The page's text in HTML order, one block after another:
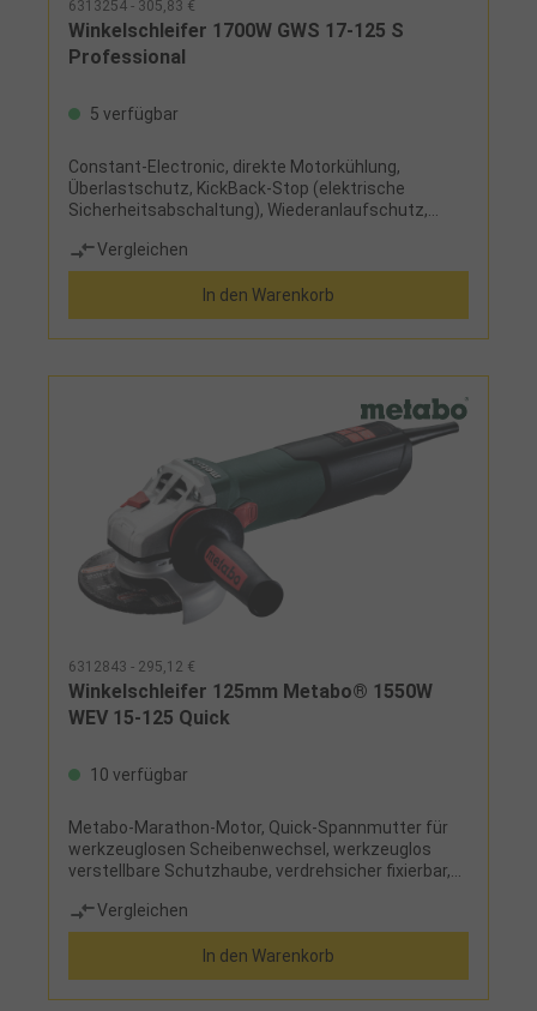
6313254 - 305,83 €
Winkelschleifer 1700W GWS 17-125 S
Professional
5 verfügbar
Constant-Electronic, direkte Motorkühlung,
Überlastschutz, KickBack-Stop (elektrische
Sicherheitsabschaltung), Wiederanlaufschutz,
Handgriff, Sanftanlauf, Getriebekopf in 90°-
Schritten drehbar, Handgriff links und rechts
einsetzbar, großer Spindelarretierungsknopf zum
einfachen und schnellen Wechsel des
EinsatzwerkzeugesLieferumfang:Aufnahmeflansc
Staubfilter, Spannmutter, Zweilochschlüssel und
Vergleichen
In den Warenkorb
6312843 - 295,12 €
Winkelschleifer 125mm Metabo® 1550W
WEV 15-125 Quick
10 verfügbar
Metabo-Marathon-Motor, Quick-Spannmutter für
werkzeuglosen Scheibenwechsel, werkzeuglos
verstellbare Schutzhaube, verdrehsicher fixierbar,
montierbar für linkshändige Bedienung oder zum
Trennen, Vario-Tacho-Constamatic (VTC)-
Vollwellenelektronik mit Stellrad, für Trenn- und
Schrupparbeiten im Dauereinsatz
Lieferumfang:Schutzhaube, Stützflansch, Quick-
Vergleichen
In den Warenkorb